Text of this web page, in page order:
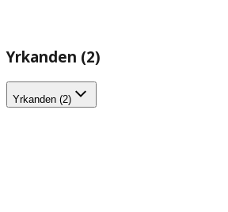
Yrkanden (2)
Yrkanden (2)